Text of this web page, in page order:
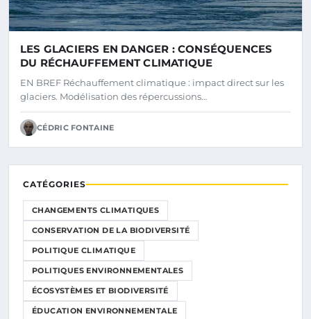
LES GLACIERS EN DANGER : CONSÉQUENCES
DU RÉCHAUFFEMENT CLIMATIQUE
EN BREF Réchauffement climatique : impact direct sur les
glaciers. Modélisation des répercussions…
CÉDRIC FONTAINE
CATÉGORIES
CHANGEMENTS CLIMATIQUES
CONSERVATION DE LA BIODIVERSITÉ
POLITIQUE CLIMATIQUE
POLITIQUES ENVIRONNEMENTALES
ÉCOSYSTÈMES ET BIODIVERSITÉ
ÉDUCATION ENVIRONNEMENTALE